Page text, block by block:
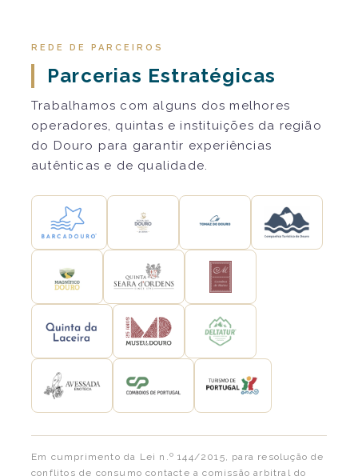
REDE DE PARCEIROS
Parcerias Estratégicas
Trabalhamos com alguns dos melhores
operadores, quintas e instituições da região
do Douro para garantir experiências
autênticas e de qualidade.
Em cumprimento da Lei n.º 144/2015, para resolução de
conflitos de consumo contacte a comissão arbitral do